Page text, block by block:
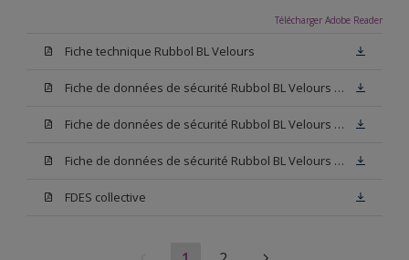
Télécharger Adobe Reader
Fiche technique Rubbol BL Velours
Fiche de données de sécurité Rubbol BL Velours Base W05
Fiche de données de sécurité Rubbol BL Velours Base N00
Fiche de données de sécurité Rubbol BL Velours Blanc
FDES collective